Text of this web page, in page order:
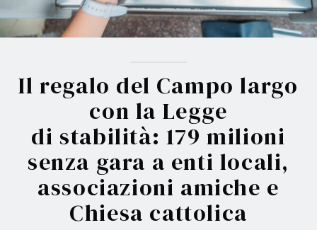
Il regalo del Campo largo
con la Legge
di stabilità: 179 milioni
senza gara a enti locali,
associazioni amiche e
Chiesa cattolica